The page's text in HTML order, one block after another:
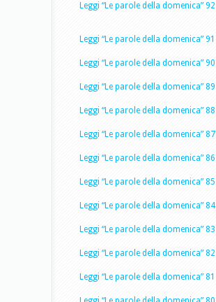
Leggi “Le parole della domenica” 92
Leggi “Le parole della domenica” 91
Leggi “Le parole della domenica” 90
Leggi “Le parole della domenica” 89
Leggi “Le parole della domenica” 88
Leggi “Le parole della domenica” 87
Leggi “Le parole della domenica” 86
Leggi “Le parole della domenica” 85
Leggi “Le parole della domenica” 84
Leggi “Le parole della domenica” 83
Leggi “Le parole della domenica” 82
Leggi “Le parole della domenica” 81